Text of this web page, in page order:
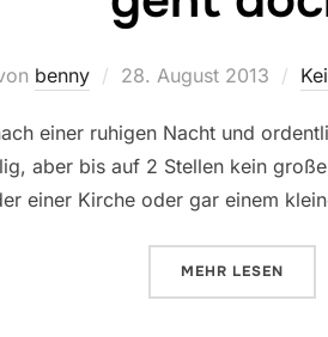
benny
Veröffentlicht
28. August 2013
einer ruhigen Nacht und
aber bis auf 2 Stellen kein
einer Kirche oder gar einem
MEHR ÜBER
LESEN